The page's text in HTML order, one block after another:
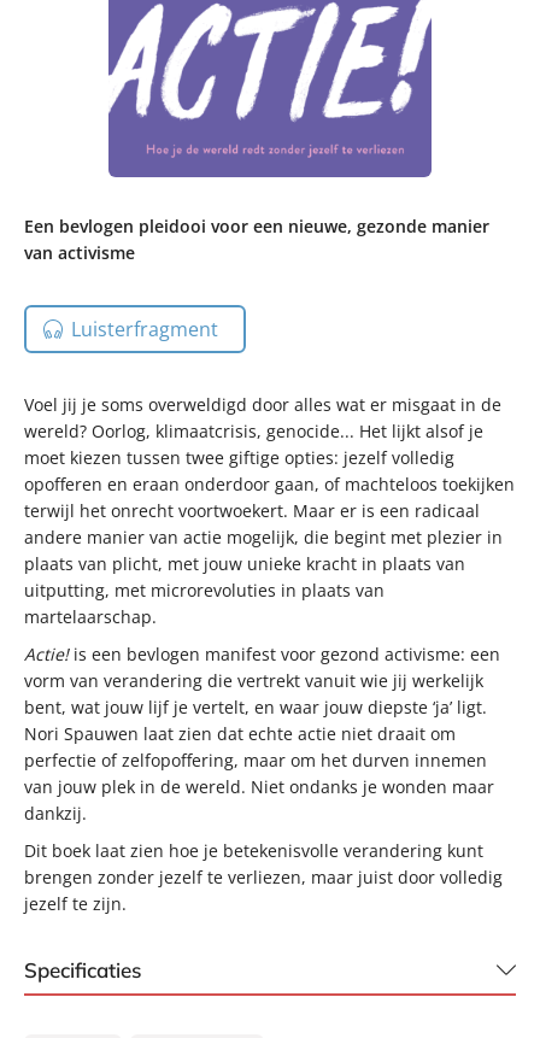
Een bevlogen pleidooi voor een nieuwe, gezonde manier
van activisme
Luisterfragment
Voel jij je soms overweldigd door alles wat er misgaat in de
wereld? Oorlog, klimaatcrisis, genocide... Het lijkt alsof je
moet kiezen tussen twee giftige opties: jezelf volledig
opofferen en eraan onderdoor gaan, of machteloos toekijken
terwijl het onrecht voortwoekert. Maar er is een radicaal
andere manier van actie mogelijk, die begint met plezier in
plaats van plicht, met jouw unieke kracht in plaats van
uitputting, met microrevoluties in plaats van
martelaarschap.
Actie!is een bevlogen manifest voor gezond activisme: een
vorm van verandering die vertrekt vanuit wie jij werkelijk
bent, wat jouw lijf je vertelt, en waar jouw diepste ‘ja’ ligt.
Nori Spauwen laat zien dat echte actie niet draait om
perfectie of zelfopoffering, maar om het durven innemen
van jouw plek in de wereld. Niet ondanks je wonden maar
dankzij.
Dit boek laat zien hoe je betekenisvolle verandering kunt
brengen zonder jezelf te verliezen, maar juist door volledig
jezelf te zijn.
Specificaties